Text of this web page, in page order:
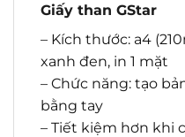
Giấy than GStar
– Kích thước: a4
xanh đen, in 1 mặt
– Chức năng: tạo
bằng tay
– Tiết kiệm hơn khi